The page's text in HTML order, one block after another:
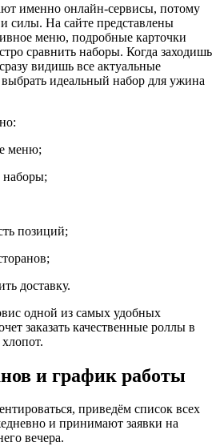
именно онлайн-сервисы, потому
силы. На сайте представлены
меню, подробные карточки
сравнить наборы. Когда заходишь
видишь все актуальные
идеальный набор для ужина
меню;
наборы;
позиций;
доставку.
одной из самых удобных
заказать качественные роллы в
и график работы
приведём список всех
и принимают заявки на
вечера.